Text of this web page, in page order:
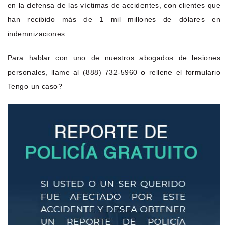
en la defensa de las víctimas de accidentes, con clientes que
han recibido más de 1 mil millones de dólares en
indemnizaciones.
Para hablar con uno de nuestros abogados de lesiones
personales, llame al (888) 732-5960 o rellene el formulario
Tengo un caso?